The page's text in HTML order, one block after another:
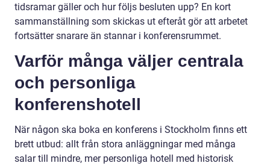
tidsramar gäller och hur följs besluten upp? En kort
sammanställning som skickas ut efteråt gör att arbetet
fortsätter snarare än stannar i konferensrummet.
Varför många väljer centrala
och personliga
konferenshotell
När någon ska boka en konferens i Stockholm finns ett
brett utbud: allt från stora anläggningar med många
salar till mindre, mer personliga hotell med historisk